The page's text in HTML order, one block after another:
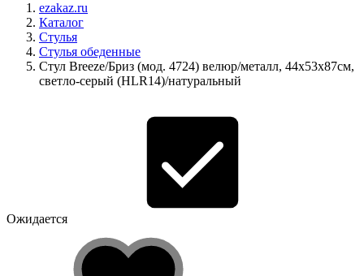
ezakaz.ru
Каталог
Стулья
Стулья обеденные
Стул Breeze/Бриз (мод. 4724) велюр/металл, 44х53х87см,
светло-серый (HLR14)/натуральный
Ожидается